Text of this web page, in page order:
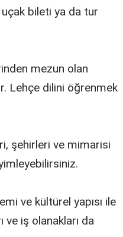
bileti ya da tur
mezun olan
Lehçe dilini öğrenmek
şehirleri ve mimarisi
ve kültürel yapısı ile
iş olanakları da